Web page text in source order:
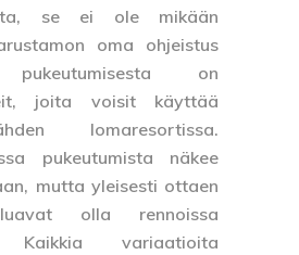
se ei ole mikään
oma ohjeistus
pukeutumisesta on
joita voisit käyttää
lomaresortissa.
pukeutumista näkee
mutta yleisesti ottaen
olla rennoissa
Kaikkia variaatioita